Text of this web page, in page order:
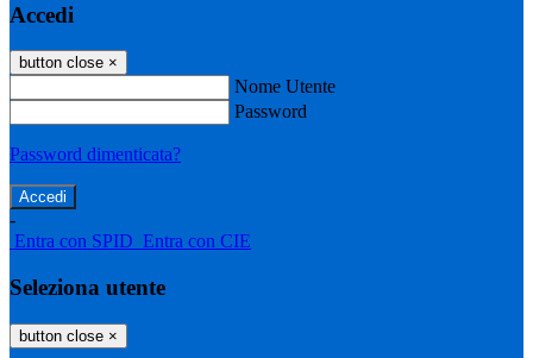
Accedi
button close ×
Nome Utente
Password
Password dimenticata?
-
Entra con SPID Entra con CIE
Seleziona utente
button close ×